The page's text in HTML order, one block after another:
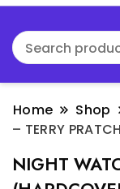
Home Shop
– TERRY
NIGHT